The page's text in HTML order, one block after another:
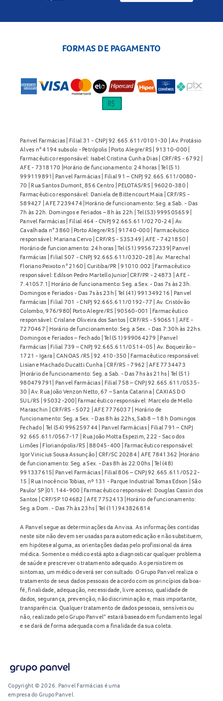
FORMAS DE PAGAMENTO
Panvel Farmácias | Filial 31 - CNPJ 92.665.611/0101-30 | Av. Protásio
Alves n° 4194 subsolo - Petrópolis | Porto Alegre/RS | 91310-000 |
Farmacêutico responsável: Isabel Cristina Cunha Dias | CRF/RS - 6792 |
AFE - 7318170 |Horário de funcionamento: 24 horas | Tel (51)
999119891| Panvel Farmácias | Filial 91 – CNPJ 92.665.611/0080-
70 | Rua Santos Dumont, 856 Centro | PELOTAS/RS | 96020-380 |
Farmacêutico responsável: Daniela de Bittencourt Maia | CRF/RS -
589427 | AFE 7239474 |Horário de funcionamento: Seg. a Sab. - Das
7h às 22h. Domingos e Feriados – 8h às 22h | Tel (53) 999505659 |
Panvel Farmácias | Filial 464 - CNPJ 92.665.611/0270-24 | Av.
Cavalhada n° 3860 | Porto Alegre/RS | 91740-000 | Farmacêutico
responsável: Mariana Cervo | CRF/RS - 535349 | AFE - 7421850 |
Horário de funcionamento: 24 horas | Tel (51) 995672339| Panvel
Farmácias | Filial 507 - CNPJ 92.665.611/0320-28 | Av. Marechal
Floriano Peixoto n° 2160 | Curitiba/PR | 91010.002 | Farmacêutico
responsável: Edilson Pedro Martello Junior| CRF/PR - 24873 | AFE -
7.41057.1| Horário de funcionamento: Seg. a Sex. - Das 7s às 23h.
Domingos e Feriados - Das 7s às 23h | Tel (41) 991349216 | Panvel
Farmácias | Filial 701 - CNPJ 92.665.611/0192-77 | Av. Cristóvão
Colombo, 976/980| Porto Alegre/RS | 90560-001 | Farmacêutico
responsável: Crislane Oliveira dos Santos | CRF/RS - 590651 | AFE -
7270467 | Horário de funcionamento: Seg. a Sex. - Das 7:30h às 22hs.
Domingos e Feriados – Fechado | Tel (51) 999064279 | Panvel
Farmácias | Filial 739 – CNPJ 92.665.611/0514-05 | Av. Boqueirão –
1721 - Igara | CANOAS /RS | 92.410-350 | Farmacêutico responsável:
Lisiane Machado Ducatti Cunha | CRF/RS - 7962 | AFE 7734473
|Horário de funcionamento: Seg. a Sab. - Das 7hs às 21hs | Tel (51)
980479791| Panvel Farmácias | Filial 758 – CNPJ 92.665.611/0535-
30 | Av. Rua João Venzon Netto, 67 – Santa Catarina | CAXIAS DO
SUL/RS | 95032-200| Farmacêutico responsável: Marcelo de Mello
Maraschin | CRF/RS - 5072 | AFE 7776037 | Horário de
funcionamento: Seg. a Sex. - Das 8h às 22hs, Sab 8 – 18 h Domingos
Fechado | Tel (54) 996259744 | Panvel Farmácias | Filial 791 – CNPJ
92.665.611/0567-17 | Rua João Motta Espezim, 222 - Saco dos
Limões | Florianópolis/RS | 88045-400 | Farmacêutico responsável:
Igor Vinicius Sousa Assunção | CRF/SC 20284 | AFE 7841362 |Horário
de funcionamento: Seg. a Sex. - Das 8h às 22:00hs | Tel (48)
991337615| Panvel Farmácias | Filial 806 – CNPJ 92.665.611/0522-
15 | Rua Inocêncio Tobias, nº 131 - Parque Industrial Tomas Edson | São
Paulo/ SP |01.144-900 | Farmacêutico responsável: Douglas Cassin dos
Santos | CRF/SP 104682 | AFE 7752413 |Horário de funcionamento:
Seg. a Dom. - Das 7h às 23hs | Tel (11) 943826814
A Panvel segue as determinações da Anvisa. As informações contidas
neste site não devem ser usadas para automedicação e não substituem,
em hipótese alguma, as orientações dadas pelo profissional da área
médica. Somente o médico está apto a diagnosticar qualquer problema
de saúde e prescrever o tratamento adequado. Ao persistirem os
sintomas, um médico deverá ser consultado. O Grupo Panvel realiza o
tratamento de seus dados pessoais de acordo com os princípios da boa-
fé, finalidade, adequação, necessidade, livre acesso, qualidade de
dados, segurança, prevenção, não discriminação e, mais importante,
transparência. Qualquer tratamento de dados pessoais, sensíveis ou
não, realizado pelo Grupo Panvel* estará baseado em fundamento legal
e se dará de forma adequada com a finalidade da sua coleta.
Copyright © 2026. Panvel Farmácias é uma
empresa do Grupo Panvel.